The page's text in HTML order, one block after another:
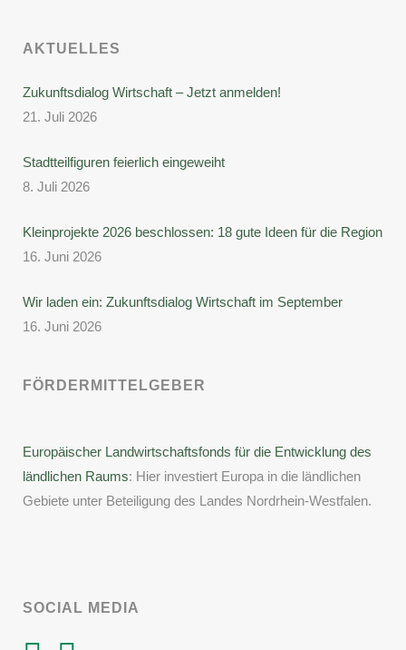
AKTUELLES
Zukunftsdialog Wirtschaft – Jetzt anmelden!
21. Juli 2026
Stadtteilfiguren feierlich eingeweiht
8. Juli 2026
Kleinprojekte 2026 beschlossen: 18 gute Ideen für die Region
16. Juni 2026
Wir laden ein: Zukunftsdialog Wirtschaft im September
16. Juni 2026
FÖRDERMITTELGEBER
Europäischer Landwirtschaftsfonds für die Entwicklung des
ländlichen Raums: Hier investiert Europa in die ländlichen
Gebiete unter Beteiligung des Landes Nordrhein-Westfalen.
SOCIAL MEDIA